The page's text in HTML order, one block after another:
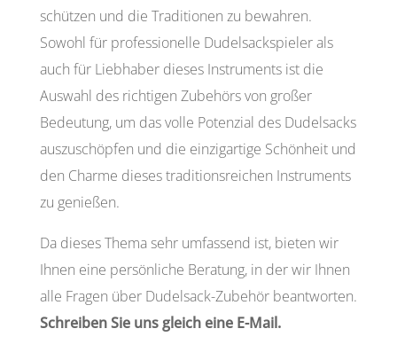
schützen und die Traditionen zu bewahren.
Sowohl für professionelle Dudelsackspieler als
auch für Liebhaber dieses Instruments ist die
Auswahl des richtigen Zubehörs von großer
Bedeutung, um das volle Potenzial des Dudelsacks
auszuschöpfen und die einzigartige Schönheit und
den Charme dieses traditionsreichen Instruments
zu genießen.
Da dieses Thema sehr umfassend ist, bieten wir
Ihnen eine persönliche Beratung, in der wir Ihnen
alle Fragen über Dudelsack-Zubehör beantworten.
Schreiben Sie uns gleich eine E-Mail.